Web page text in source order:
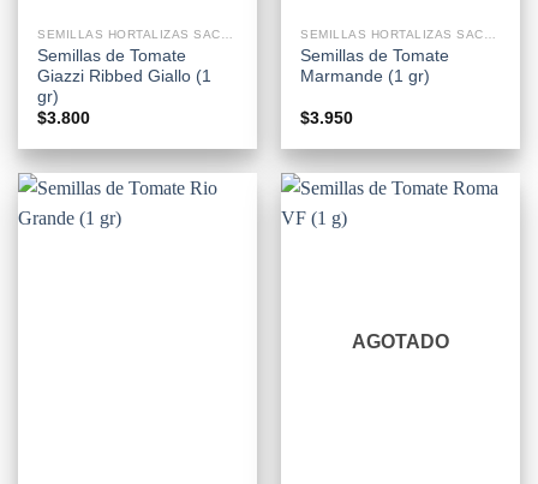
SEMILLAS HORTALIZAS SACHETS
Semillas de Tomate
Giazzi Ribbed Giallo (1
gr)
$3.800
SEMILLAS HORTALIZAS SACHETS
Semillas de Tomate
Marmande (1 gr)
$3.950
AGOTADO